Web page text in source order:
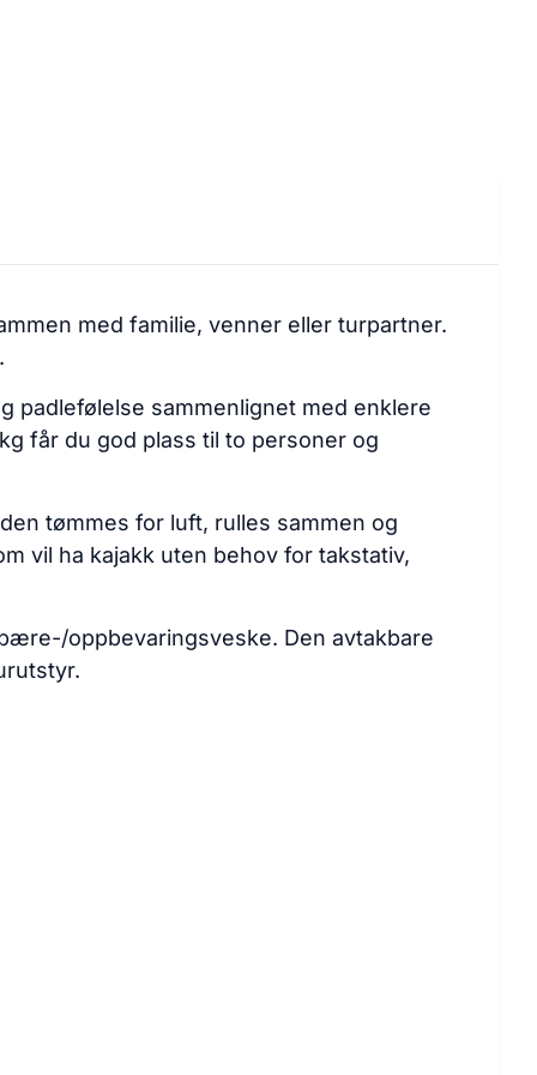
med familie, venner eller turpartner.
padlefølelse sammenlignet med enklere
får du god plass til to personer og
tømmes for luft, rulles sammen og
vil ha kajakk uten behov for takstativ,
oppbevaringsveske. Den avtakbare